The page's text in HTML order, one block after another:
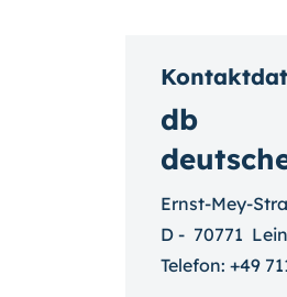
db
Ernst-Mey-
D - 70771
Telefon: +49